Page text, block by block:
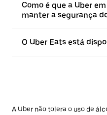
Como é que a Uber
manter a segurança
O Uber Eats está
A Uber não tolera o uso de